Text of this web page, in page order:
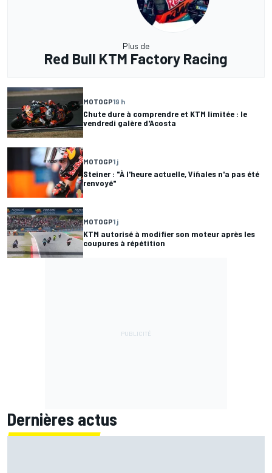
Plus de
Red Bull KTM Factory Racing
MOTOGP19 h
Chute dure à comprendre et KTM limitée : le
vendredi galère d'Acosta
MOTOGP1 j
Steiner : "À l'heure actuelle, Viñales n'a pas été
renvoyé"
MOTOGP1 j
KTM autorisé à modifier son moteur après les
coupures à répétition
Dernières actus